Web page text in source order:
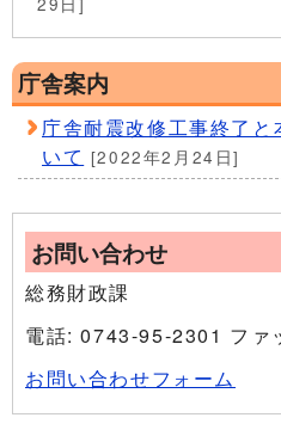
庁舎案内
庁舎耐震改修工事終了
いて [2022年2月24日]
お問い合わせ
総務財政課
電話: 0743-95-2301 ファ
お問い合わせフォーム